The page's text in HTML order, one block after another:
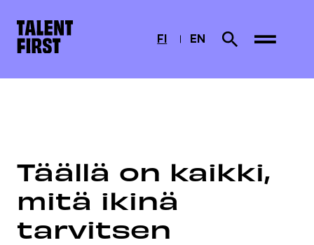
Etusivulle
FI
CURRENTLY SELECTED
SUOMI
EN
ENGLISH
Search from site
Täällä on kaikki,
mitä ikinä
tarvitsen